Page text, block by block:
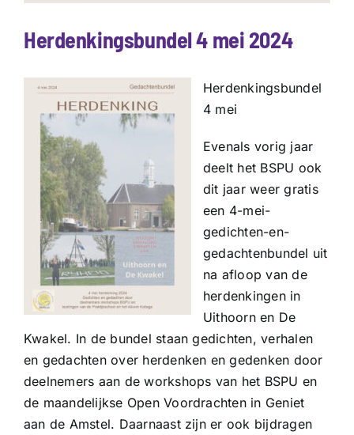
Herdenkingsbundel 4 mei 2024
Herdenkingsbundel
4 mei
Evenals vorig jaar
deelt het BSPU ook
dit jaar weer gratis
een 4-mei-
gedichten-en-
gedachtenbundel uit
na afloop van de
herdenkingen in
Uithoorn en De
Kwakel. In de bundel staan gedichten, verhalen
en gedachten over herdenken en gedenken door
deelnemers aan de workshops van het BSPU en
de maandelijkse Open Voordrachten in Geniet
aan de Amstel. Daarnaast zijn er ook bijdragen